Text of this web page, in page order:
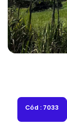
Cód : 7033